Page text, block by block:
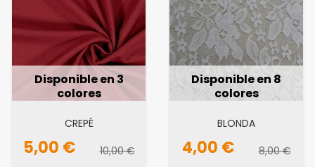
Disponible en 3
colores
CREPÉ
5,00 € 10,00 €
Disponible en 8
colores
BLONDA
4,00 € 8,00 €